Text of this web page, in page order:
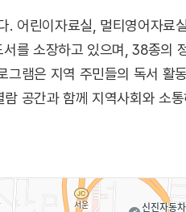
어린이자료실, 멀티영어자료
를 소장하고 있으며, 38종의
램은 지역 주민들의 독서 활
공간과 함께 지역사회와 소